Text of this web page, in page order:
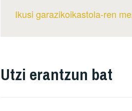
Ikusi garazikoikastola-ren
Utzi erantzun bat